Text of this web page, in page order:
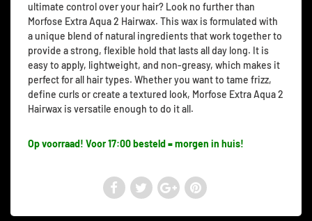
ultimate control over your hair? Look no further than
Morfose Extra Aqua 2 Hairwax. This wax is formulated with
a unique blend of natural ingredients that work together to
provide a strong, flexible hold that lasts all day long. It is
easy to apply, lightweight, and non-greasy, which makes it
perfect for all hair types. Whether you want to tame frizz,
define curls or create a textured look, Morfose Extra Aqua 2
Hairwax is versatile enough to do it all.
Op voorraad! Voor 17:00 besteld = morgen in huis!